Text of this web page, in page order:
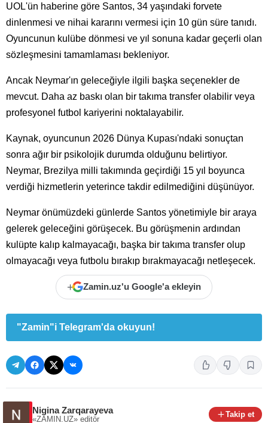
UOL'ün haberine göre Santos, 34 yaşındaki forvete
dinlenmesi ve nihai kararını vermesi için 10 gün süre tanıdı.
Oyuncunun kulübe dönmesi ve yıl sonuna kadar geçerli olan
sözleşmesini tamamlaması bekleniyor.
Ancak Neymar'ın geleceğiyle ilgili başka seçenekler de
mevcut. Daha az baskı olan bir takıma transfer olabilir veya
profesyonel futbol kariyerini noktalayabilir.
Kaynak, oyuncunun 2026 Dünya Kupası'ndaki sonuçtan
sonra ağır bir psikolojik durumda olduğunu belirtiyor.
Neymar, Brezilya milli takımında geçirdiği 15 yıl boyunca
verdiği hizmetlerin yeterince takdir edilmediğini düşünüyor.
Neymar önümüzdeki günlerde Santos yönetimiyle bir araya
gelerek geleceğini görüşecek. Bu görüşmenin ardından
kulüpte kalıp kalmayacağı, başka bir takıma transfer olup
olmayacağı veya futbolu bırakıp bırakmayacağı netleşecek.
+ Zamin.uz'u Google'a ekleyin
"Zamin"i Telegram'da okuyun!
Nigina Zarqarayeva
«ZAMIN.UZ» editör
Takip et